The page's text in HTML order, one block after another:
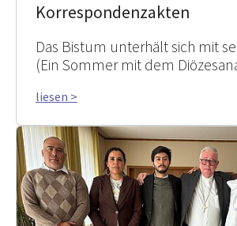
Korrespondenzakten
Das Bistum unterhält sich mit
(Ein Sommer mit dem
liesen >